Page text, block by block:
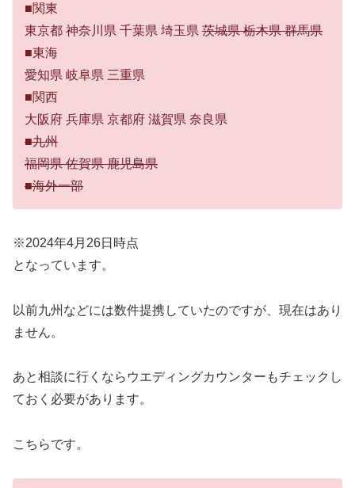
■関東
東京都 神奈川県 千葉県 埼玉県 茨城県 栃木県 群馬県
■東海
愛知県 岐阜県 三重県
■関西
大阪府 兵庫県 京都府 滋賀県 奈良県
■九州
福岡県 佐賀県 鹿児島県
■海外一部
※2024年4月26日時点
となっています。
以前九州などには数件提携していたのですが、現在はあり
ません。
あと相談に行くならウエディングカウンターもチェックし
ておく必要があります。
こちらです。